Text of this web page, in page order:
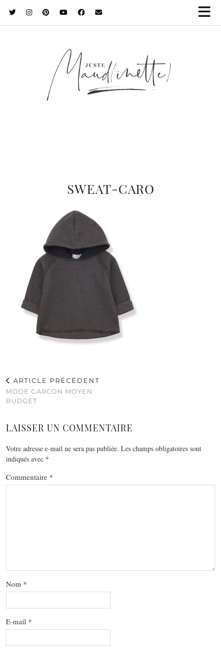
SWEAT-CARO
ARTICLE PRÉCÉDENT
MODE GARCON MOYEN
BUDGET
LAISSER UN COMMENTAIRE
Votre adresse e-mail ne sera pas publiée. Les champs obligatoires sont
indiqués avec *
Commentaire *
Nom *
E-mail *